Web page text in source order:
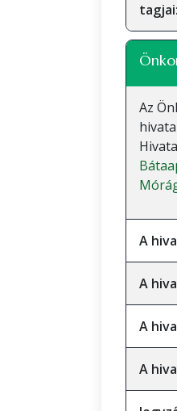
tagjai:
Az
A
A
A
A